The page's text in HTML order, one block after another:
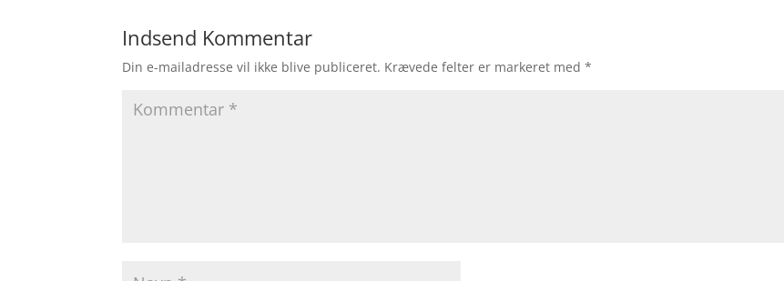
Indsend Kommentar
Din e-mailadresse vil ikke blive publiceret. Krævede felter er markeret med*